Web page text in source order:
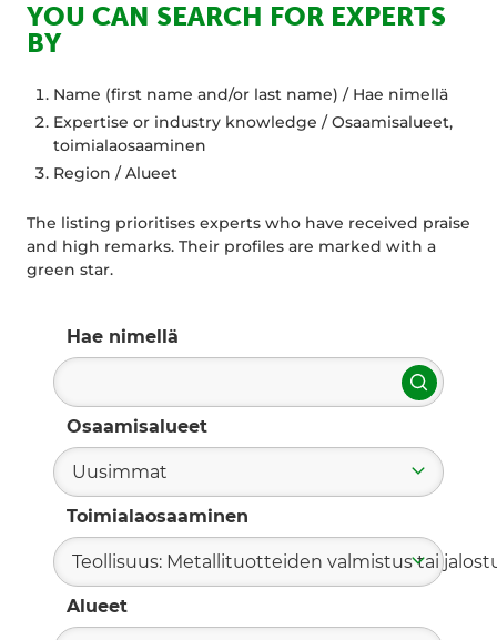
YOU CAN SEARCH FOR EXPERTS
BY
Name (first name and/or last name) / Hae nimellä
Expertise or industry knowledge / Osaamisalueet,
toimialaosaaminen
Region / Alueet
The listing prioritises experts who have received praise
and high remarks. Their profiles are marked with a
green star.
Hae nimellä
Hae
Osaamisalueet
Uusimmat
Toimialaosaaminen
Teollisuus: Metallituotteiden valmistus tai
Alueet